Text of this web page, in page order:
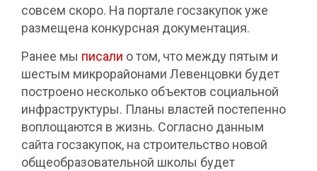
совсем скоро. На портале госзакупок уже
размещена конкурсная документация.
Ранее мы писали о том, что между пятым и
шестым микрорайонами Левенцовки будет
построено несколько объектов социальной
инфраструктуры. Планы властей постепенно
воплощаются в жизнь. Согласно данным
сайта госзакупок, на строительство новой
общеобразовательной школы будет